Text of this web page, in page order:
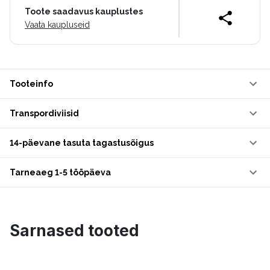
Toote saadavus kauplustes
Vaata kaupluseid
Tooteinfo
Transpordiviisid
14-päevane tasuta tagastusõigus
Tarneaeg 1-5 tööpäeva
Sarnased tooted